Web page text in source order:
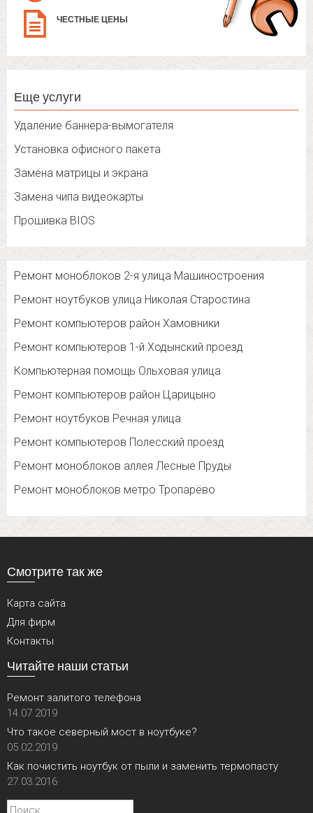
ЧЕСТНЫЕ ЦЕНЫ
Еще услуги
Удаление баннера-вымогателя
Установка офисного пакета
Замена матрицы и экрана
Замена чипа видеокарты
Прошивка BIOS
Ремонт моноблоков 2-я улица Машиностроения
Ремонт ноутбуков улица Николая Старостина
Ремонт компьютеров район Хамовники
Ремонт компьютеров 1-й Ходынский проезд
Компьютерная помощь Ольховая улица
Ремонт компьютеров район Царицыно
Ремонт ноутбуков Речная улица
Ремонт компьютеров Полесский проезд
Ремонт моноблоков аллея Лесные Пруды
Ремонт моноблоков метро Тропарёво
Смотрите так же
Карта сайта
Для фирм
Контакты
Читайте наши статьи
Ремонт залитого телефона
14.07.2019
Что такое северный мост в ноутбуке?
05.02.2019
Как почистить ноутбук от пыли и заменить термопасту
27.03.2016
Найти: